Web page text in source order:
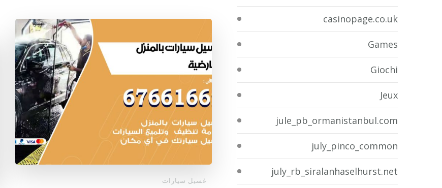
غسيل سيارات
casinopage.co.uk
Games
Giochi
Jeux
jule_pb_ormanistanbul.com
july_pinco_common
july_rb_siralanhaselhurst.net